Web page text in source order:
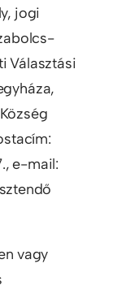
jogi
Választási
e-mail:
vagy